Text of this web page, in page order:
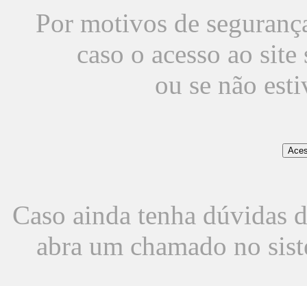
Por motivos de
caso o acesso ao
ou se não
Caso ainda tenha dúvidas
abra um chamado no